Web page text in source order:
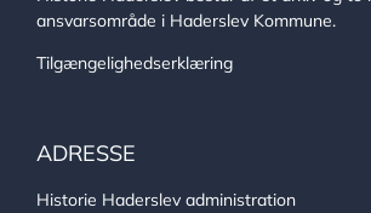
ansvarsområde i Haderslev Kommune.
Tilgængelighedserklæring
ADRESSE
Historie Haderslev administration